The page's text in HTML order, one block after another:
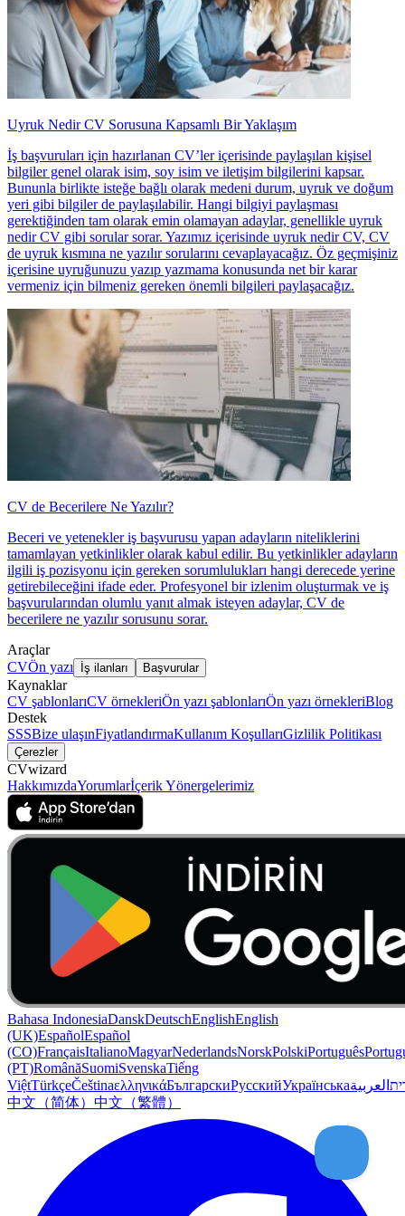
Uyruk Nedir CV Sorusuna Kapsamlı Bir Yaklaşım
İş başvuruları için hazırlanan CV’ler içerisinde paylaşılan kişisel
bilgiler genel olarak isim, soy isim ve iletişim bilgilerini kapsar.
Bununla birlikte isteğe bağlı olarak medeni durum, uyruk ve doğum
yeri gibi bilgiler de paylaşılabilir. Hangi bilgiyi paylaşması
gerektiğinden tam olarak emin olamayan adaylar, genellikle uyruk
nedir CV gibi sorular sorar. Yazımız içerisinde uyruk nedir CV, CV
de uyruk kısmına ne yazılır sorularını cevaplayacağız. Öz geçmişiniz
içerisine uyruğunuzu yazıp yazmama konusunda net bir karar
vermeniz için bilmeniz gereken önemli bilgileri paylaşacağız.
CV de Becerilere Ne Yazılır?
Beceri ve yetenekler iş başvurusu yapan adayların niteliklerini
tamamlayan yetkinlikler olarak kabul edilir. Bu yetkinlikler adayların
ilgili iş pozisyonu için gereken sorumlulukları hangi derecede yerine
getirebileceğini ifade eder. Profesyonel bir izlenim oluşturmak ve iş
başvurularından olumlu yanıt almak isteyen adaylar, CV de
becerilere ne yazılır sorusunu sorar.
Araçlar
CVÖn yazı İş ilanları Başvurular
Kaynaklar
CV şablonlarıCV örnekleriÖn yazı şablonlarıÖn yazı örnekleriBlog
Destek
SSSBize ulaşınFiyatlandırmaKullanım KoşullarıGizlilik Politikası
Çerezler
CVwizard
HakkımızdaYorumlarİçerik Yönergelerimiz
Bahasa IndonesiaDanskDeutschEnglishEnglish
(UK)EspañolEspañol
(CO)FrançaisItalianoMagyarNederlandsNorskPolskiPortuguês
(PT)RomânăSuomiSvenskaTiếng
ViệtTürkçeČeštinaελληνικάБългарскиРусскийУкраїнськаالعربية
中文（简体） 中文（繁體）